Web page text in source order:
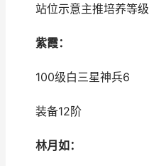
站位示意主推培养等级
紫霞：
100级白三星神兵6
装备12阶
林月如：